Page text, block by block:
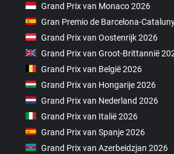
Grand Prix van Monaco 2026
Gran Premio de Barcelona-
Grand Prix van Oostenrijk 2026
Grand Prix van Groot-Brittannië
Grand Prix van België 2026
Grand Prix van Hongarije 2026
Grand Prix van Nederland 2026
Grand Prix van Italië 2026
Grand Prix van Spanje 2026
Grand Prix van Azerbeidzjan 2026